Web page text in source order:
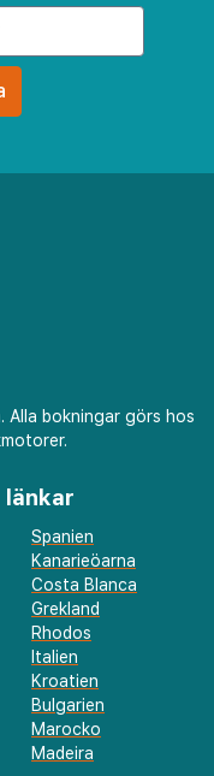
Alla bokningar görs hos
länkar
Spanien
Kanarieöarna
Costa Blanca
Grekland
Rhodos
Italien
Kroatien
Bulgarien
Marocko
Madeira